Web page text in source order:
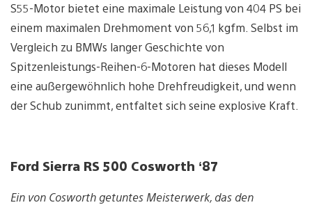
S55-Motor bietet eine maximale Leistung von 404 PS bei
einem maximalen Drehmoment von 56,1 kgfm. Selbst im
Vergleich zu BMWs langer Geschichte von
Spitzenleistungs-Reihen-6-Motoren hat dieses Modell
eine außergewöhnlich hohe Drehfreudigkeit, und wenn
der Schub zunimmt, entfaltet sich seine explosive Kraft.
Ford Sierra RS 500 Cosworth ‘87
Ein von Cosworth getuntes Meisterwerk, das den